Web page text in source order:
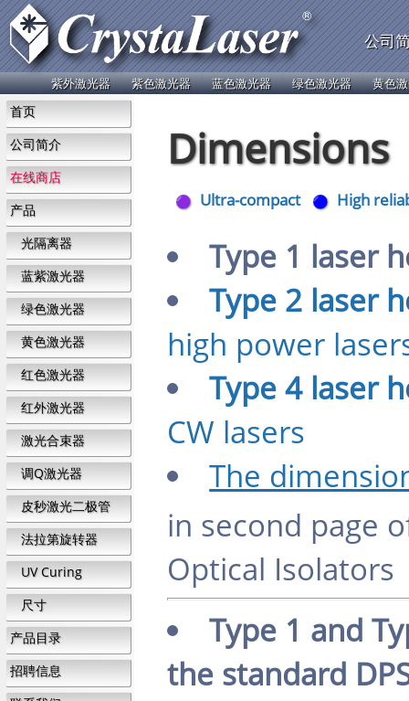
公司
紫外激光器 紫色激光器 蓝色激光器 绿色激光器 黄色
首页
公司简介
在线商店
产品
光隔离器
蓝紫激光器
绿色激光器
黄色激光器
红色激光器
红外激光器
激光合束器
调Q激光器
皮秒激光二极管
法拉第旋转器
UV Curing
尺寸
产品目录
招聘信息
Dimensions
Ultra-compact High
Type 1 laser
Type 2 laser
high power
Type 4 laser
CW lasers
The
in second page
Optical Isolators
Type 1 and
the standard